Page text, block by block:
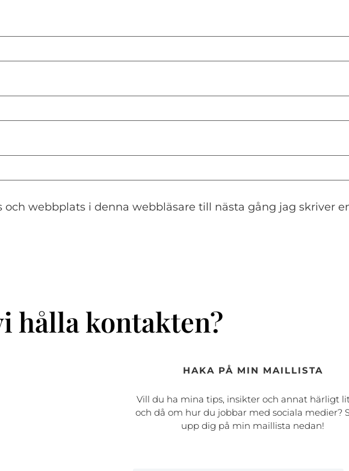
webbplats i denna webbläsare till nästa gång jag skriver
hålla kontakten?
HAKA PÅ MIN MAILLISTA
Vill du ha mina tips, insikter och annat härligt
och då om hur du jobbar med sociala medier?
upp dig på min maillista nedan!